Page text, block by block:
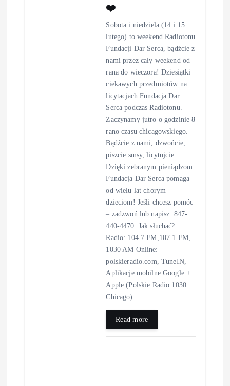
❤️
Sobota i niedziela (14 i 15
lutego) to weekend Radiotonu
Fundacji Dar Serca, bądźcie z
nami przez cały weekend od
rana do wieczora! Dziesiątki
ciekawych przedmiotów na
licytacjach Fundacja Dar
Serca podczas Radiotonu.
Zaczynamy jutro o godzinie 8
rano czasu chicagowskiego.
Bądźcie z nami, dzwońcie,
piszcie smsy, licytujcie.
Dzięki zebranym pieniądzom
Fundacja Dar Serca pomaga
od wielu lat chorym
dzieciom! Jeśli chcesz pomóc
– zadzwoń lub napisz: 847-
440-4470. Jak słuchać?
Radio: 104.7 FM,107.1 FM,
1030 AM Online:
polskieradio.com, TuneIN,
Aplikacje mobilne Google +
Apple (Polskie Radio 1030
Chicago).
Read more